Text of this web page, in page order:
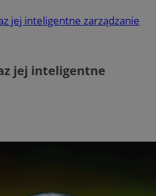
jej inteligentne zarządzanie
jej inteligentne